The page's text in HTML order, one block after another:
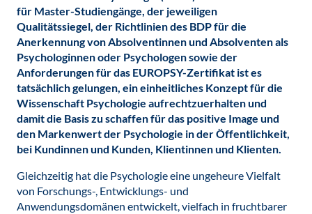
für Master-Studiengänge, der jeweiligen
Qualitätssiegel, der Richtlinien des BDP für die
Anerkennung von Absolventinnen und Absolventen als
Psychologinnen oder Psychologen sowie der
Anforderungen für das EUROPSY-Zertifikat ist es
tatsächlich gelungen, ein einheitliches Konzept für die
Wissenschaft Psychologie aufrechtzuerhalten und
damit die Basis zu schaffen für das positive Image und
den Markenwert der Psychologie in der Öffentlichkeit,
bei Kundinnen und Kunden, Klientinnen und Klienten.
Gleichzeitig hat die Psychologie eine ungeheure Vielfalt
von Forschungs-, Entwicklungs- und
Anwendungsdomänen entwickelt, vielfach in fruchtbarer